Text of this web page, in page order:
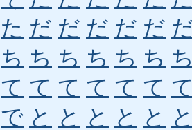
た だ だ だ だ だ
ち ち ち ち ち ち
て て て て て て
で と と と と と